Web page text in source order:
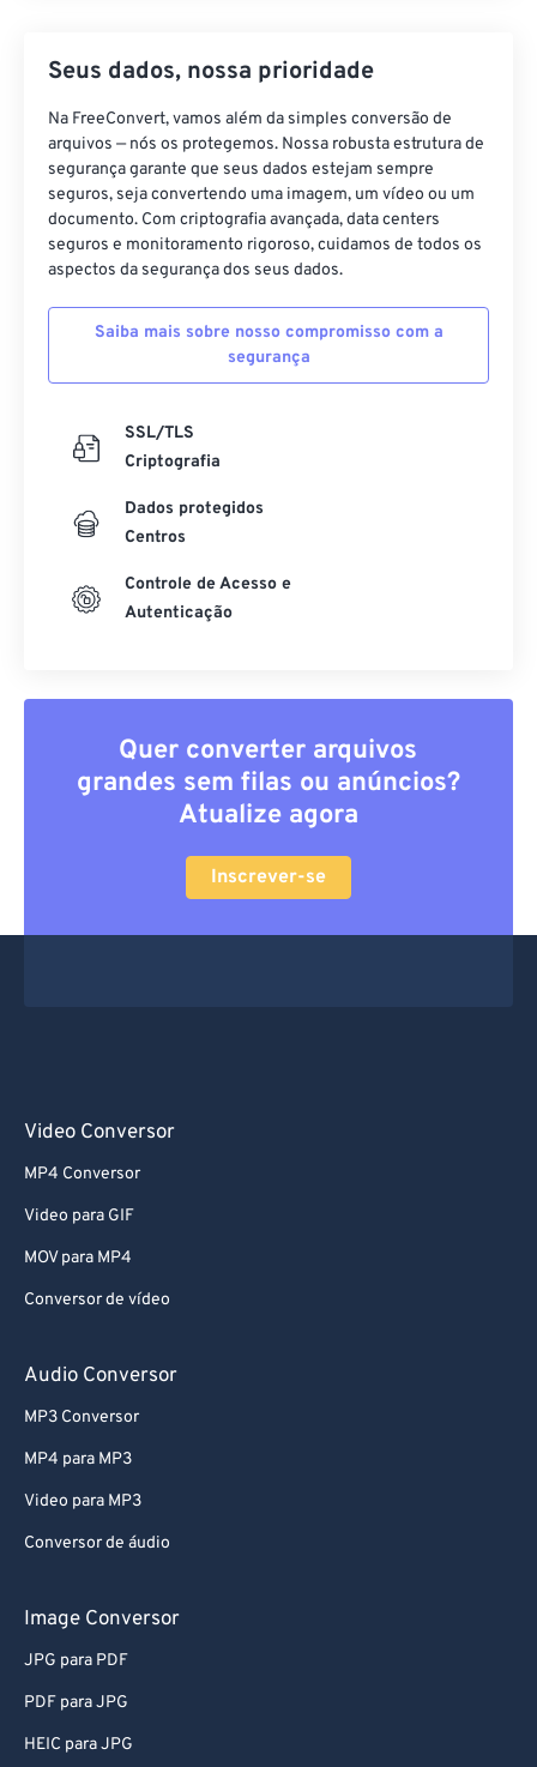
Seus dados, nossa prioridade
Na FreeConvert, vamos além da simples conversão de
arquivos — nós os protegemos. Nossa robusta estrutura de
segurança garante que seus dados estejam sempre
seguros, seja convertendo uma imagem, um vídeo ou um
documento. Com criptografia avançada, data centers
seguros e monitoramento rigoroso, cuidamos de todos os
aspectos da segurança dos seus dados.
Saiba mais sobre nosso compromisso com a
segurança
SSL/TLS
Criptografia
Dados protegidos
Centros
Controle de Acesso e
Autenticação
Quer converter arquivos
grandes sem filas ou anúncios?
Atualize agora
Inscrever-se
Video Conversor
MP4 Conversor
Video para GIF
MOV para MP4
Conversor de vídeo
Audio Conversor
MP3 Conversor
MP4 para MP3
Video para MP3
Conversor de áudio
Image Conversor
JPG para PDF
PDF para JPG
HEIC para JPG